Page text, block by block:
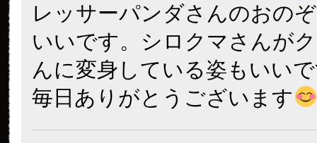
レッサーパンダさんのおの
いいです。シロクマさんが
んに変身している姿もいい
毎日ありがとうございます